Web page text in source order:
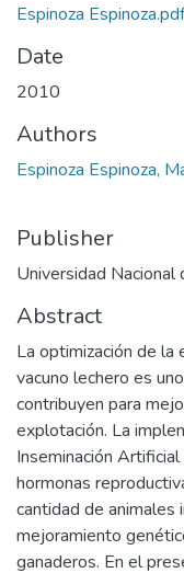
Espinoza Espinoza.pdf
Date
2010
Authors
Espinoza Espinoza,
Publisher
Universidad
Abstract
La optimización de la
vacuno lechero es
contribuyen para
explotación. La
Inseminación
hormonas
cantidad de animales
mejoramiento
ganaderos. En el